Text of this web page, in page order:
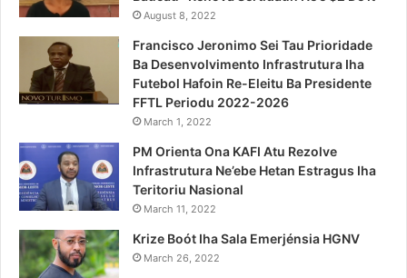
August 8, 2022
Francisco Jeronimo Sei Tau Prioridade
Ba Desenvolvimento Infrastrutura Iha
Futebol Hafoin Re-Eleitu Ba Presidente
FFTL Periodu 2022-2026
March 1, 2022
PM Orienta Ona KAFI Atu Rezolve
Infrastrutura Ne’ebe Hetan Estragus Iha
Teritoriu Nasional
March 11, 2022
Krize Boót Iha Sala Emerjénsia HGNV
March 26, 2022